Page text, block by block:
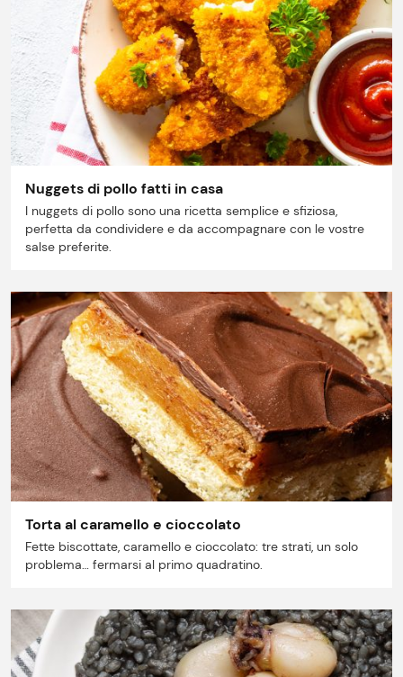
Prezzi Rossetto
Punti vendita
Il gruppo
Ricette
Storie
Shop
Nuggets di pollo fatti in casa
I nuggets di pollo sono una ricetta semplice e sfiziosa,
perfetta da condividere e da accompagnare con le vostre
salse preferite.
Torta al caramello e cioccolato
Fette biscottate, caramello e cioccolato: tre strati, un solo
problema… fermarsi al primo quadratino.